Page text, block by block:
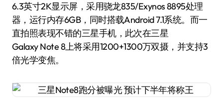
6.3英寸2K显示屏，采用骁龙835/Exynos 8895处理
器，运行内存6GB，同时搭载Android 7.1系统。而一
直拍照表现不错的三星手机，此次在三星
Galaxy Note 8上将采用1200+1300万双摄，并支持3
倍光学变焦。